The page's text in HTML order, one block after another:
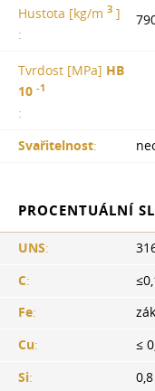
Hustota [kg/m 3 ]
:
Tvrdost [MPa] HB
10 -1
:
Svařitelnost:
PROCENTUÁLNÍ
UNS:
C:
Fe:
Cu:
≤
Si: 0,8